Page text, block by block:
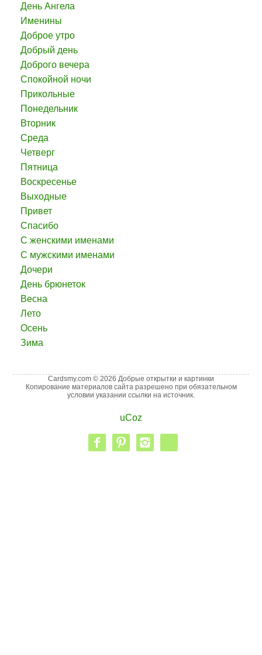
День Ангела
Именины
Доброе утро
Добрый день
Доброго вечера
Спокойной ночи
Прикольные
Понедельник
Вторник
Среда
Четверг
Пятница
Воскресенье
Выходные
Привет
Спасибо
С женскими именами
С мужскими именами
Дочери
День брюнеток
Весна
Лето
Осень
Зима
Cardsmy.com © 2026 Добрые открытки и картинки
Копирование материалов сайта разрешено при обязательном
условии указании ссылки на источник.
uCoz
facebookpinterest